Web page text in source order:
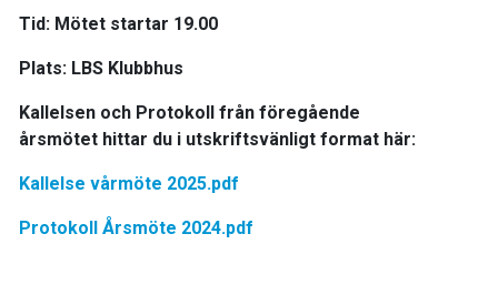
Tid: Mötet startar 19.00
Plats: LBS Klubbhus
Kallelsen och Protokoll från föregående
årsmötet hittar du i utskriftsvänligt format här:
Kallelse vårmöte 2025.pdf
Protokoll Årsmöte 2024.pdf